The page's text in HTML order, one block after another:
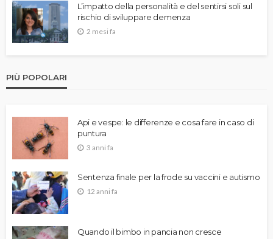
L’impatto della personalità e del sentirsi soli sul
rischio di sviluppare demenza
2 mesi fa
PIÙ POPOLARI
Api e vespe: le differenze e cosa fare in caso di
puntura
3 anni fa
Sentenza finale per la frode su vaccini e autismo
12 anni fa
Quando il bimbo in pancia non cresce